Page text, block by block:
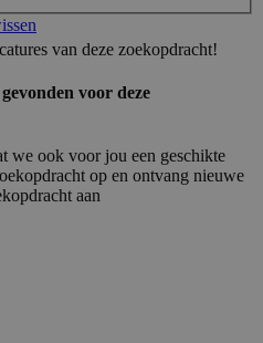
van deze zoekopdracht!
voor deze
we ook voor jou een geschikte
op en ontvang nieuwe
aan